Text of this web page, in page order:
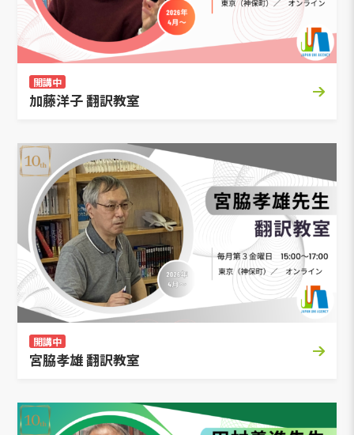
開講中
加藤洋子 翻訳教室
開講中
宮脇孝雄 翻訳教室